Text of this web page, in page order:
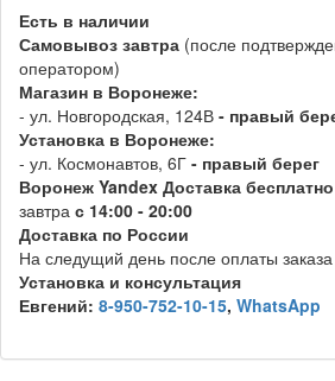
Есть в наличии
Самовывоз завтра (после
оператором)
Магазин в Воронеже:
- ул. Новгородская, 124В - правый
Установка в Воронеже:
- ул. Космонавтов, 6Г - правый берег
Воронеж Yandex Доставка бесплатно
завтра с 14:00 - 20:00
Доставка по России
На следущий день после оплаты заказа
Установка и консультация
Евгений: 8-950-752-10-15, WhatsApp